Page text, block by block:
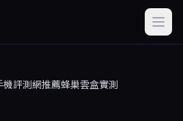
機評測網推薦蜂巢雲盒實測